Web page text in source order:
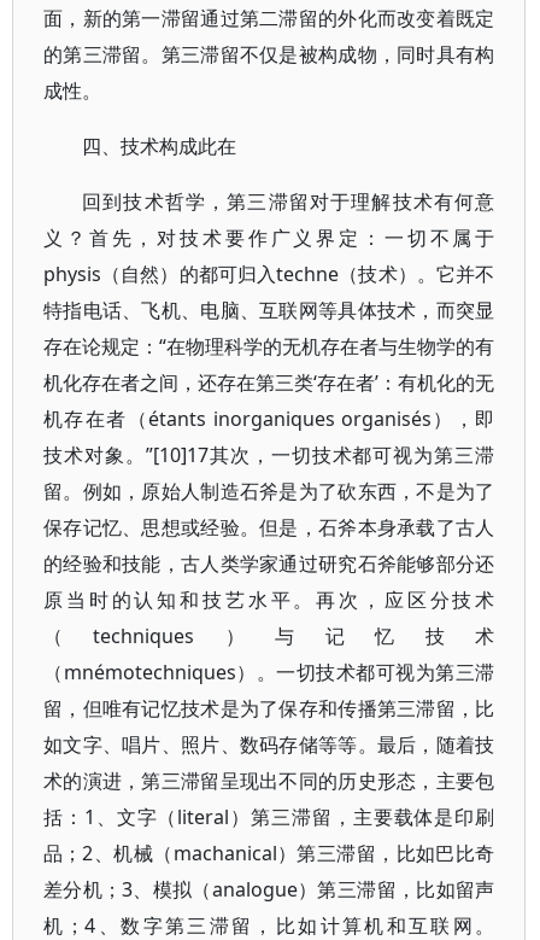
面，新的第一滞留通过第二滞留的外化而改变着既定
的第三滞留。第三滞留不仅是被构成物，同时具有构
成性。
四、技术构成此在
回到技术哲学，第三滞留对于理解技术有何意
义？首先，对技术要作广义界定：一切不属于
physis（自然）的都可归入techne（技术）。它并不
特指电话、飞机、电脑、互联网等具体技术，而突显
存在论规定：“在物理科学的无机存在者与生物学的有
机化存在者之间，还存在第三类‘存在者’：有机化的无
机存在者（étants inorganiques organisés），即
技术对象。”[10]17其次，一切技术都可视为第三滞
留。例如，原始人制造石斧是为了砍东西，不是为了
保存记忆、思想或经验。但是，石斧本身承载了古人
的经验和技能，古人类学家通过研究石斧能够部分还
原当时的认知和技艺水平。再次，应区分技术
（techniques）与记忆技术
（mnémotechniques）。一切技术都可视为第三滞
留，但唯有记忆技术是为了保存和传播第三滞留，比
如文字、唱片、照片、数码存储等等。最后，随着技
术的演进，第三滞留呈现出不同的历史形态，主要包
括：1、文字（literal）第三滞留，主要载体是印刷
品；2、机械（machanical）第三滞留，比如巴比奇
差分机；3、模拟（analogue）第三滞留，比如留声
机；4、数字第三滞留，比如计算机和互联网。